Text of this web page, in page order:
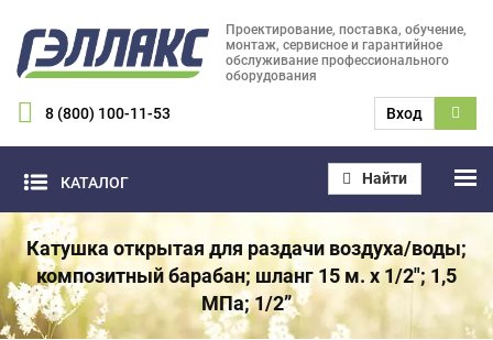
Проектирование, поставка, обучение,
монтаж, сервисное и гарантийное
обслуживание профессионального
оборудования
8 (800) 100-11-53 Вход
КАТАЛОГ Найти
Катушка открытая для раздачи воздуха/воды;
композитный барабан; шланг 15 м. х 1/2"; 1,5
МПа; 1/2”